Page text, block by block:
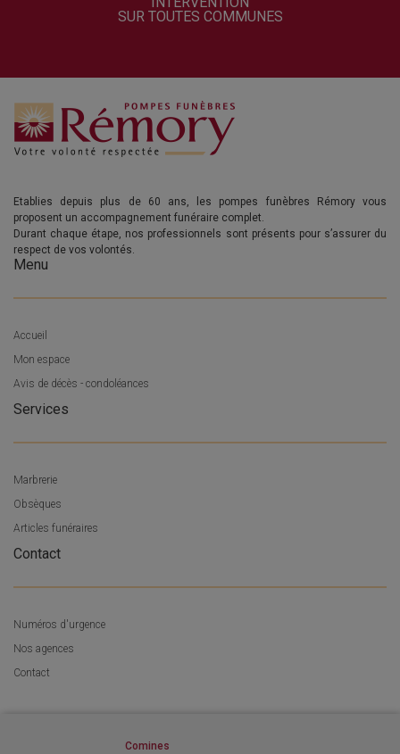
SUR TOUTES COMMUNES
Etablies depuis plus de 60 ans, les pompes funèbres Rémory vous
proposent un accompagnement funéraire complet.
Durant chaque étape, nos professionnels sont présents pour s’assurer du
respect de vos volontés.
Menu
Accueil
Mon espace
Avis de décès - condoléances
Services
Marbrerie
Obsèques
Articles funéraires
Contact
Numéros d'urgence
Nos agences
Contact
Comines